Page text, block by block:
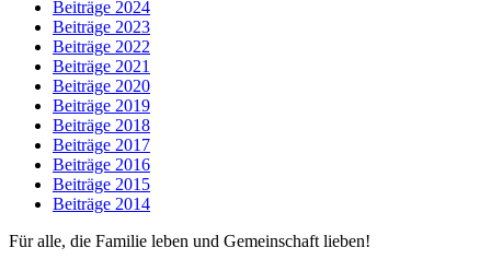
Beiträge 2024
Beiträge 2023
Beiträge 2022
Beiträge 2021
Beiträge 2020
Beiträge 2019
Beiträge 2018
Beiträge 2017
Beiträge 2016
Beiträge 2015
Beiträge 2014
Für alle, die Familie leben und Gemeinschaft lieben!